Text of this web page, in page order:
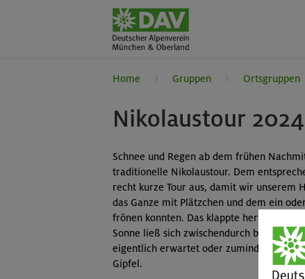
Home Gruppen Ortsgruppen
Nikolaustour
Schnee und Regen ab dem frühen
traditionelle Nikolaustour. Dem
recht kurze Tour aus, damit wir unserem
das Ganze mit Plätzchen und dem ein
frönen konnten. Das klappte
Sonne ließ sich zwischendurch blicken.
eigentlich erwartet oder zumindest
Gipfel.